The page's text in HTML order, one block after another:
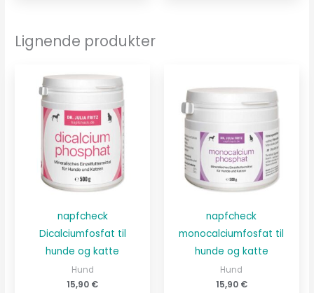
Lignende produkter
napfcheck
Dicalciumfosfat til
hunde og katte
Hund
15,90 €
napfcheck
monocalciumfosfat til
hunde og katte
Hund
15,90 €